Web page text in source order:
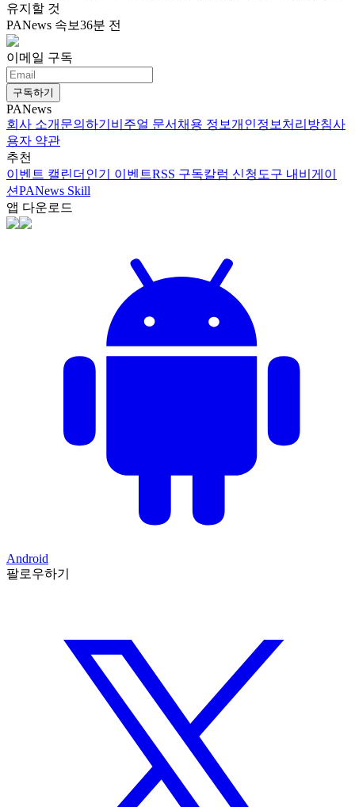
유지할 것
PANews 속보36분 전
이메일 구독
구독하기
PANews
회사 소개 문의하기 비주얼 문서 채용 정보개인정보처리방침사
용자 약관
추천
이벤트 캘린더 인기 이벤트RSS 구독칼럼 신청 도구 내비게이
션PANews Skill
앱 다운로드
Android
팔로우하기